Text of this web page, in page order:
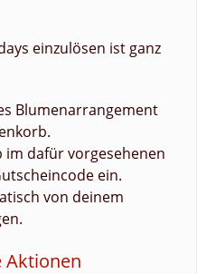
einzulösen ist ganz
Blumenarrangement
im dafür vorgesehenen
ein.
von deinem
Aktionen